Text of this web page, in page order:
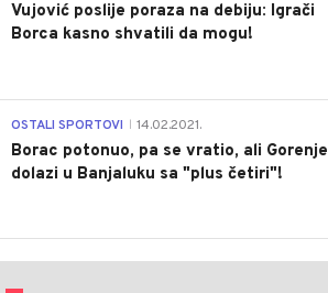
Vujović poslije poraza na debiju: Igrači
Borca kasno shvatili da mogu!
OSTALI SPORTOVI 14.02.2021.
Borac potonuo, pa se vratio, ali Gorenje
dolazi u Banjaluku sa "plus četiri"!